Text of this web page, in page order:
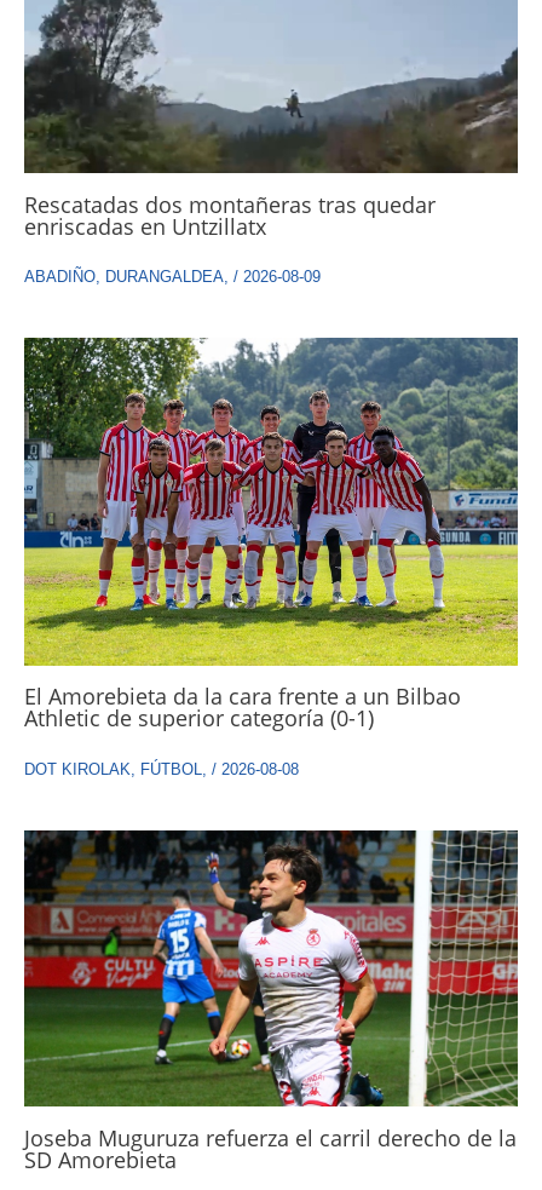
Rescatadas dos montañeras tras quedar
enriscadas en Untzillatx
ABADIÑO DURANGALDEA / 2026-08-09
El Amorebieta da la cara frente a un Bilbao
Athletic de superior categoría (0-1)
DOT KIROLAK FÚTBOL / 2026-08-08
Joseba Muguruza refuerza el carril derecho de la
SD Amorebieta